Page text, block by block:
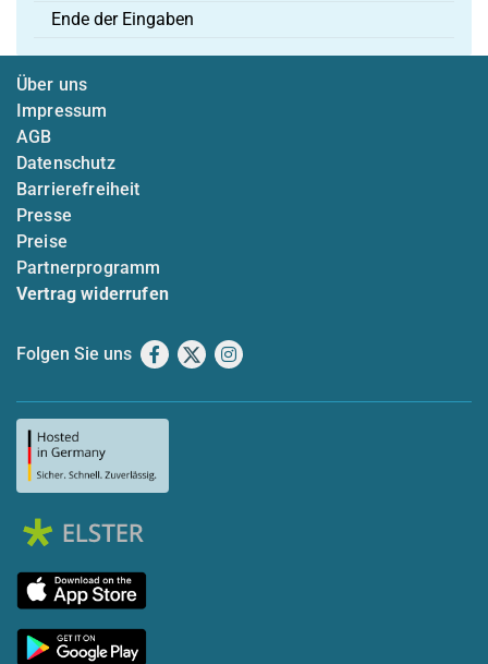
Ende der Eingaben
Über uns
Impressum
AGB
Datenschutz
Barrierefreiheit
Presse
Preise
Partnerprogramm
Vertrag widerrufen
Folgen Sie uns Facebook
X Instagram